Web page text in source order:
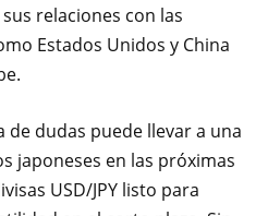
relaciones con las
Estados Unidos y China
de dudas puede llevar a una
japoneses en las próximas
USD/JPY listo para